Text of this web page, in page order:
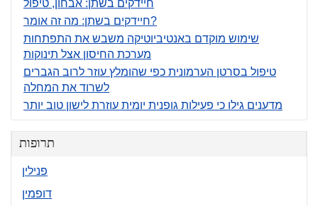
חיידקים בשתן: אבחון, טיפול
חיידקים בשתן: מה זה אומר?
שימוש מוקדם באנטיביוטיקה משבש את התפתחות
מערכת החיסון אצל תינוקות
טיפול בסרטן הערמונית כפי שהומלץ עוזר לרוב הגברים
לשרוד את המחלה
מדענים גילו כי פעילות גופנית יומית עוזרת לישון טוב יותר
תרופות
פנילין
דופמין